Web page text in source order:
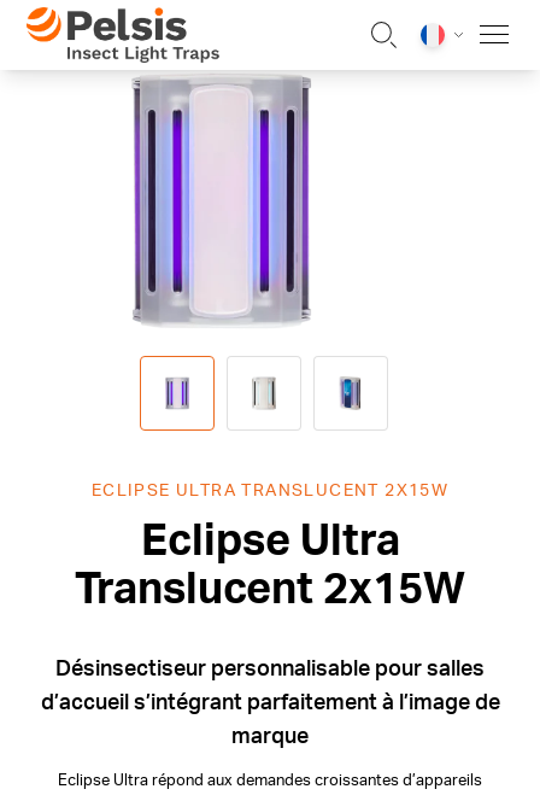
Skip to content
Pelsis Insect Light Traps
ECLIPSE ULTRA TRANSLUCENT 2X15W
Eclipse Ultra
Translucent 2x15W
Désinsectiseur personnalisable pour salles
d’accueil s’intégrant parfaitement à l’image de
marque
Eclipse Ultra répond aux demandes croissantes d’appareils